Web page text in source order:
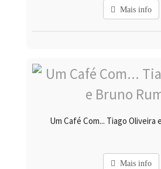
Mais info
Um Café Com... Tiago Oliveira
Mais info